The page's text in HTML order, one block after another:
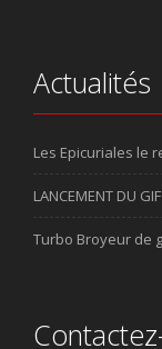
Actualités
Les Epicuriales le
LANCEMENT DU
Turbo Broyeur de